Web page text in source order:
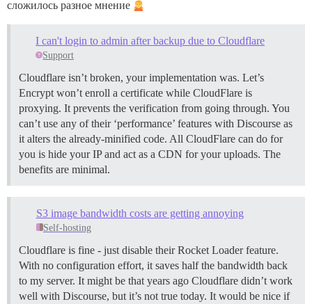
сложилось разное мнение
I can't login to admin after backup due to Cloudflare
Support
Cloudflare isn’t broken, your implementation was. Let’s
Encrypt won’t enroll a certificate while CloudFlare is
proxying. It prevents the verification from going through. You
can’t use any of their ‘performance’ features with Discourse as
it alters the already-minified code. All CloudFlare can do for
you is hide your IP and act as a CDN for your uploads. The
benefits are minimal.
S3 image bandwidth costs are getting annoying
Self-hosting
Cloudflare is fine - just disable their Rocket Loader feature.
With no configuration effort, it saves half the bandwidth back
to my server. It might be that years ago Cloudflare didn’t work
well with Discourse, but it’s not true today. It would be nice if